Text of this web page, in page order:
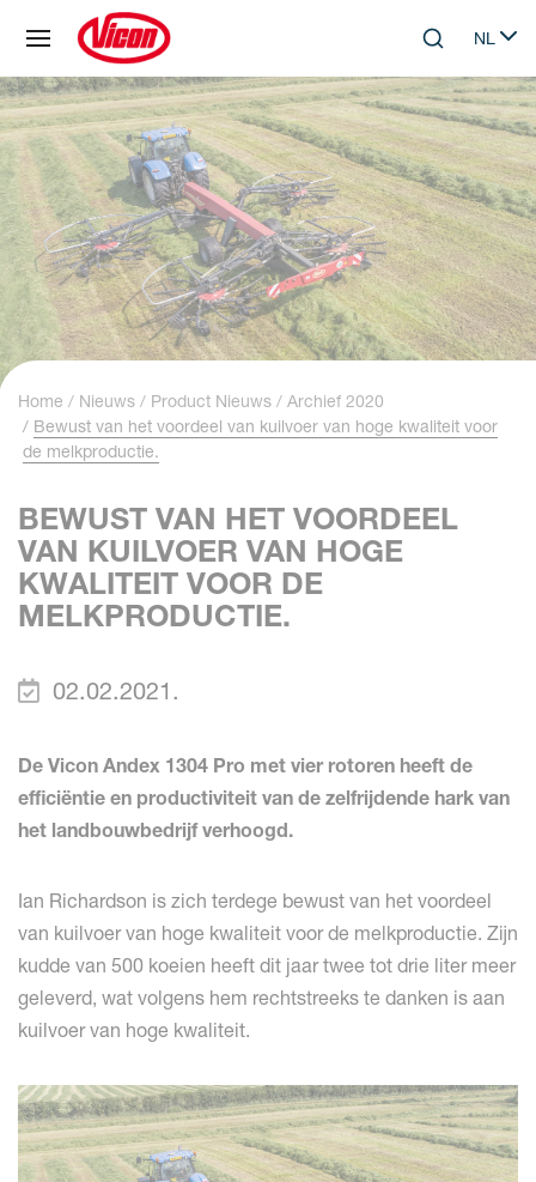
Skip to main contentSearchNL
Select
Home Nieuws Product Nieuws
Archief 2020
Bewust van het voordeel van kuilvoer van hoge kwaliteit voor
de melkproductie.
BEWUST VAN HET VOORDEEL
VAN KUILVOER VAN HOGE
KWALITEIT VOOR DE
MELKPRODUCTIE.
02.02.2021.
De Vicon Andex 1304 Pro met vier rotoren heeft de
efficiëntie en productiviteit van de zelfrijdende hark van
het landbouwbedrijf verhoogd.
Ian Richardson is zich terdege bewust van het voordeel
van kuilvoer van hoge kwaliteit voor de melkproductie. Zijn
kudde van 500 koeien heeft dit jaar twee tot drie liter meer
geleverd, wat volgens hem rechtstreeks te danken is aan
kuilvoer van hoge kwaliteit.
Cookies beheer paneel